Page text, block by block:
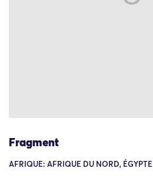
Fragment
AFRIQUE: AFRIQUE DU NORD, ÉGYPTE